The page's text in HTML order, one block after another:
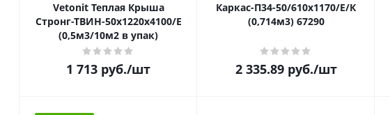
Vetonit Теплая Крыша
Стронг-ТВИН-50х1220х4100/Е
(0,5м3/10м2 в упак)
1 713 руб./шт
Каркас-П34-50/610х1170/Е/К
(0,714м3) 67290
2 335.89руб./шт